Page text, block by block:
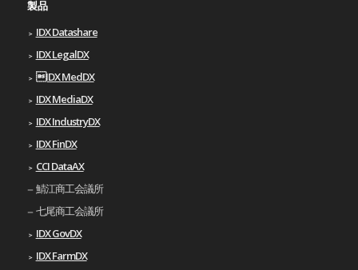
製品
IDX Datashare
IDX LegalDX
IDX MedDX
IDX MediaDX
IDX IndustryDX
IDX FinDX
CCI DataAX
鯖江商工会議所
七尾商工会議所
IDX GovDX
IDX FarmDX